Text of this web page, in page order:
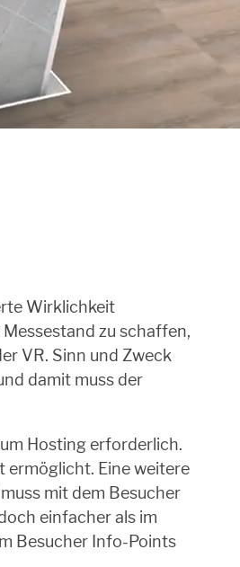
Wirklichkeit
zu schaffen,
VR. Sinn und Zweck
damit muss der
Hosting erforderlich.
ermöglicht. Eine weitere
mit dem Besucher
einfacher als im
Besucher Info-Points